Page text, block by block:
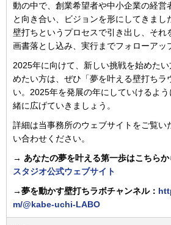
動の中で、創業希望者や中小企業の経営
と向き合い、ビジョンを形にしてきまし
壁打ちというプロセスで引き出し、それ
画書落とし込み、実行までフォローアッ
2025年に向けて、新しい挑戦を始めた
めたい方は、ぜひ「夢を叶える壁打ちラ
い。2025年を発展の年にしていけるよ
緒に広げていきましょう。
詳細は当事務所のウェブサイトをご覧い
い合わせください。
→ あなたの夢を叶える第一歩はこちらか
スタジオ公式ウェブサイト
→夢を動かす壁打ちラボチャンネル：
m/@kabe-uchi-LABO